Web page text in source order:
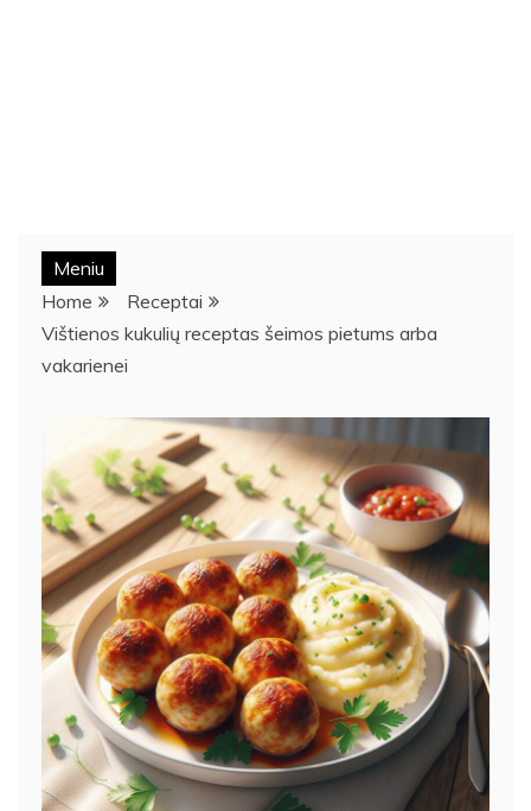
Meniu
Home
Receptai
Vištienos kukulių receptas šeimos pietums arba
vakarienei